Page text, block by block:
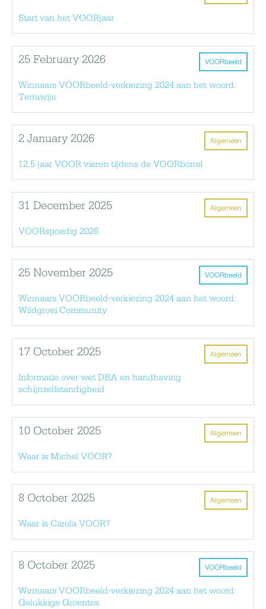
Start van het VOORjaar
VOORbeeld
25 February 2026
Winnaars VOORbeeld-verkiezing 2024 aan het woord:
Terrawijs
Algemeen
2 January 2026
12,5 jaar VOOR vieren tijdens de VOORborrel
Algemeen
31 December 2025
VOORspoedig 2026
VOORbeeld
25 November 2025
Winnaars VOORbeeld-verkiezing 2024 aan het woord:
Wildgroei Community
Algemeen
17 October 2025
Informatie over wet DBA en handhaving
schijnzelfstandigheid
Algemeen
10 October 2025
Waar is Michel VOOR?
Algemeen
8 October 2025
Waar is Carola VOOR?
VOORbeeld
8 October 2025
Winnaars VOORbeeld-verkiezing 2024 aan het woord:
Gelukkige Groentes